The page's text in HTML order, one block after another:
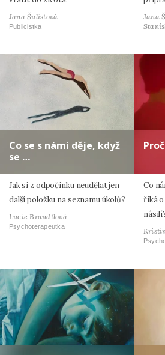
Jana Šulistová
Publicistka
Jana
Co se s námi děje, když
se …
Jak si z odpočinku neudělat jen
další položku na seznamu úkolů?
Lucie Brandtlová
Psychoterapeutka
Co
říká o